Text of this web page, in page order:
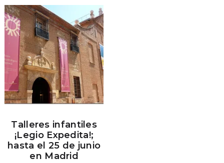
Talleres infantiles
¡Legio Expedita!;
hasta el 25 de junio
en Madrid